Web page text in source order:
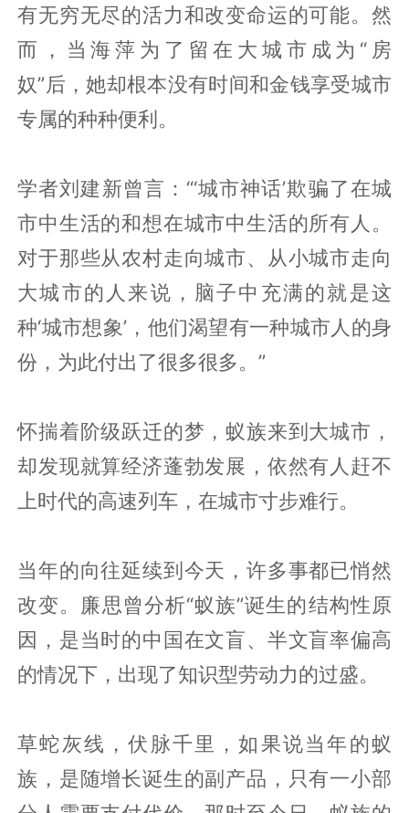
有无穷无尽的活力和改变命运的可能。然
而，当海萍为了留在大城市成为“房
奴”后，她却根本没有时间和金钱享受城市
专属的种种便利。
学者刘建新曾言：“‘城市神话’欺骗了在城
市中生活的和想在城市中生活的所有人。
对于那些从农村走向城市、从小城市走向
大城市的人来说，脑子中充满的就是这
种‘城市想象’，他们渴望有一种城市人的身
份，为此付出了很多很多。”
怀揣着阶级跃迁的梦，蚁族来到大城市，
却发现就算经济蓬勃发展，依然有人赶不
上时代的高速列车，在城市寸步难行。
当年的向往延续到今天，许多事都已悄然
改变。廉思曾分析“蚁族”诞生的结构性原
因，是当时的中国在文盲、半文盲率偏高
的情况下，出现了知识型劳动力的过盛。
草蛇灰线，伏脉千里，如果说当年的蚁
族，是随增长诞生的副产品，只有一小部